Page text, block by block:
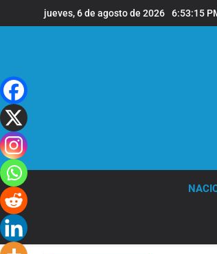
al
jueves, 6 de agosto de 2026 6:53:17